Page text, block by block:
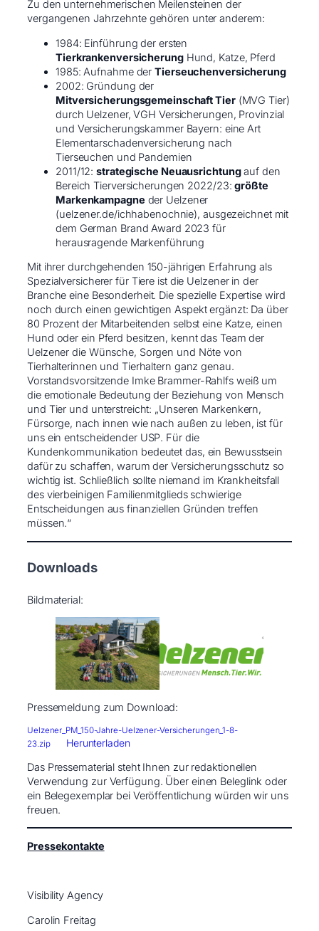
Zu den unternehmerischen Meilensteinen der
vergangenen Jahrzehnte gehören unter anderem:
1984: Einführung der ersten
TierkrankenversicherungHund, Katze, Pferd
1985: Aufnahme derTierseuchenversicherung
2002: Gründung der
Mitversicherungsgemeinschaft Tier(MVG Tier)
durch Uelzener, VGH Versicherungen, Provinzial
und Versicherungskammer Bayern: eine Art
Elementarschadenversicherung nach
Tierseuchen und Pandemien
2011/12:strategische Neuausrichtungauf den
Bereich Tierversicherungen 2022/23:größte
Markenkampagne der Uelzener
(uelzener.de/ichhabenochnie), ausgezeichnet mit
dem German Brand Award 2023 für
herausragende Markenführung
Mit ihrer durchgehenden 150-jährigen Erfahrung als
Spezialversicherer für Tiere ist die Uelzener in der
Branche eine Besonderheit. Die spezielle Expertise wird
noch durch einen gewichtigen Aspekt ergänzt: Da über
80 Prozent der Mitarbeitenden selbst eine Katze, einen
Hund oder ein Pferd besitzen, kennt das Team der
Uelzener die Wünsche, Sorgen und Nöte von
Tierhalterinnen und Tierhaltern ganz genau.
Vorstandsvorsitzende Imke Brammer-Rahlfs weiß um
die emotionale Bedeutung der Beziehung von Mensch
und Tier und unterstreicht: „Unseren Markenkern,
Fürsorge, nach innen wie nach außen zu leben, ist für
uns ein entscheidender USP. Für die
Kundenkommunikation bedeutet das, ein Bewusstsein
dafür zu schaffen, warum der Versicherungsschutz so
wichtig ist. Schließlich sollte niemand im Krankheitsfall
des vierbeinigen Familienmitglieds schwierige
Entscheidungen aus finanziellen Gründen treffen
müssen.“
Downloads
Bildmaterial:
Pressemeldung zum Download:
Uelzener_PM_150-Jahre-Uelzener-Versicherungen_1-8-
23.zip
Herunterladen
Das Pressematerial steht Ihnen zur redaktionellen
Verwendung zur Verfügung. Über einen Beleglink oder
ein Belegexemplar bei Veröffentlichung würden wir uns
freuen.
Pressekontakte
Visibility Agency
Carolin Freitag